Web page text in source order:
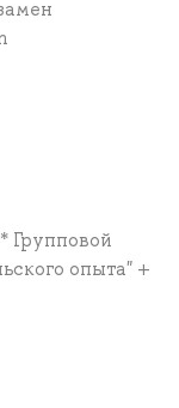
Групповой
опыта" +